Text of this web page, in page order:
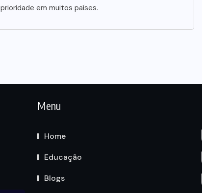
prioridade em muitos países.
Menu
Home
Educação
Blogs